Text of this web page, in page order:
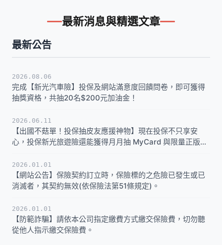
最新消息與精選文章
最新公告
2026.08.06
完成【新光汽車險】投保及網站滿意度回饋問卷，即可獲得
抽獎資格，共抽20名$200元加油金！
2026.06.11
【出國不菇單！投保抽皮友應援神物】現在投保不只享安
心，投保新光旅遊險還能獲得月月抽 MyCard 與限量正版實
2026.01.01
【網站公告】保險契約訂立時，保險標的之危險已發生或已
消滅者，其契約無效(依保險法第51條規定)。
2026.01.01
【防範詐騙】請依本公司指定繳費方式繳交保險費，切勿聽
從他人指示繳交保險費。